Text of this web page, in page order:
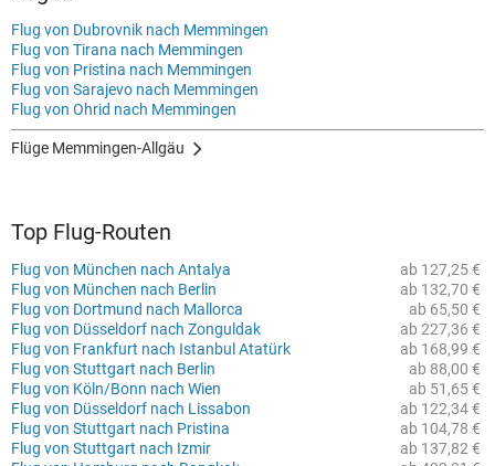
Flug von Dubrovnik nach Memmingen
Flug von Tirana nach Memmingen
Flug von Pristina nach Memmingen
Flug von Sarajevo nach Memmingen
Flug von Ohrid nach Memmingen
Flüge Memmingen-Allgäu
Top Flug-Routen
ab 127,25 €
Flug von München nach Antalya
ab 132,70 €
Flug von München nach Berlin
ab 65,50 €
Flug von Dortmund nach Mallorca
ab 227,36 €
Flug von Düsseldorf nach Zonguldak
ab 168,99 €
Flug von Frankfurt nach Istanbul Atatürk
ab 88,00 €
Flug von Stuttgart nach Berlin
ab 51,65 €
Flug von Köln/Bonn nach Wien
ab 122,34 €
Flug von Düsseldorf nach Lissabon
ab 104,78 €
Flug von Stuttgart nach Pristina
ab 137,82 €
Flug von Stuttgart nach Izmir